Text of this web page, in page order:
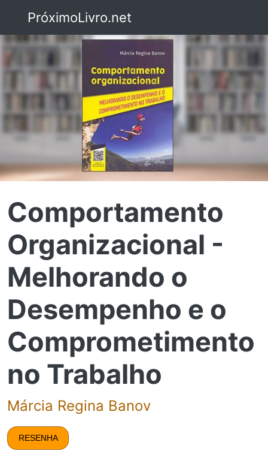
PróximoLivro.net
Comportamento
Organizacional -
Melhorando o
Desempenho e o
Comprometimento
no Trabalho
Márcia Regina Banov
RESENHA